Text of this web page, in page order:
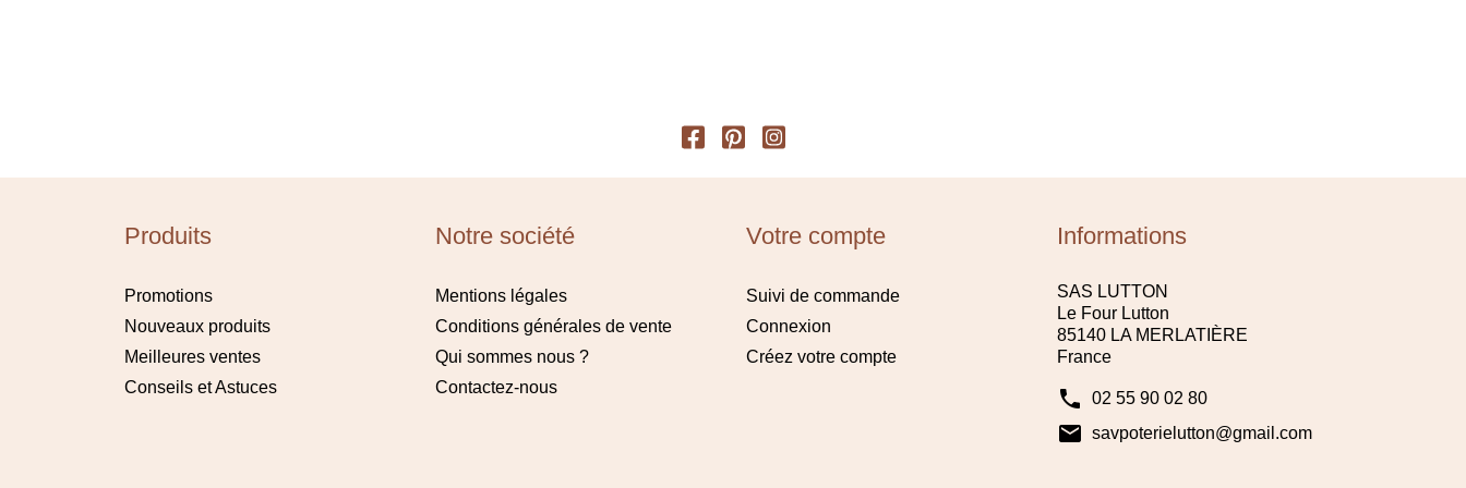
Produits
Promotions
Nouveaux produits
Meilleures ventes
Conseils et Astuces
Notre société
Mentions légales
Conditions générales de vente
Qui sommes nous ?
Contactez-nous
Votre compte
Suivi de commande
Connexion
Créez votre compte
Informations
SAS LUTTON
Le Four Lutton
85140 LA MERLATIÈRE
France
phone 02 55 90 02 80
mail savpoterielutton@gmail.com